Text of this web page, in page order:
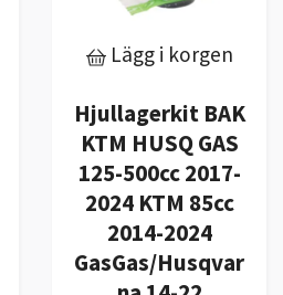
Lägg i korgen
Hjullagerkit BAK
KTM HUSQ GAS
125-500cc 2017-
2024 KTM 85cc
2014-2024
GasGas/Husqvar